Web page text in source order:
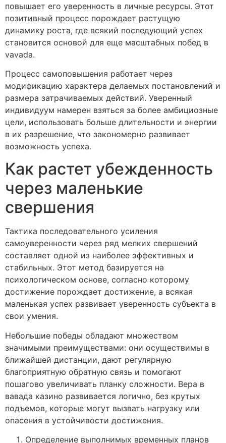
повышает его уверенность в личные ресурсы. Этот
позитивный процесс порождает растущую
динамику роста, где всякий последующий успех
становится основой для еще масштабных побед в
vavada.
Процесс самоповышения работает через
модификацию характера делаемых постановлений и
размера затрачиваемых действий. Уверенный
индивидуум намерен взяться за более амбициозные
цели, использовать больше длительности и энергии
в их разрешение, что закономерно развивает
возможность успеха.
Как растет убежденность
через маленькие
свершения
Тактика последовательного усиления
самоуверенности через ряд мелких свершений
составляет одной из наиболее эффективных и
стабильных. Этот метод базируется на
психологическом основе, согласно которому
достижение порождает достижение, а всякая
маленькая успех развивает уверенность субъекта в
свои умения.
Небольшие победы обладают множеством
значимыми преимуществами: они осуществимы в
ближайшей дистанции, дают регулярную
благоприятную обратную связь и помогают
пошагово увеличивать планку сложности. Вера в
вавада казино развивается логично, без крутых
подъемов, которые могут вызвать нагрузку или
опасения в устойчивости достижения.
Определение выполнимых временных планов